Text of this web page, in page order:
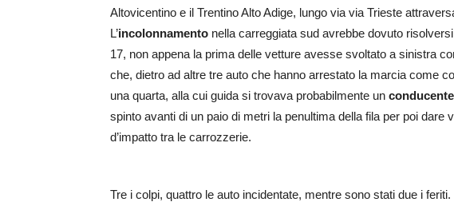
Altovicentino e il Trentino Alto Adige, lungo via via Trieste
L’incolonnamento nella carreggiata sud avrebbe dovuto
17, non appena la prima delle vetture avesse svoltato a sinistra
che, dietro ad altre tre auto che hanno arrestato la marcia come
una quarta, alla cui guida si trovava probabilmente un
spinto avanti di un paio di metri la penultima della fila per poi dare
d’impatto tra le carrozzerie.
Tre i colpi, quattro le auto incidentate, mentre sono stati due i